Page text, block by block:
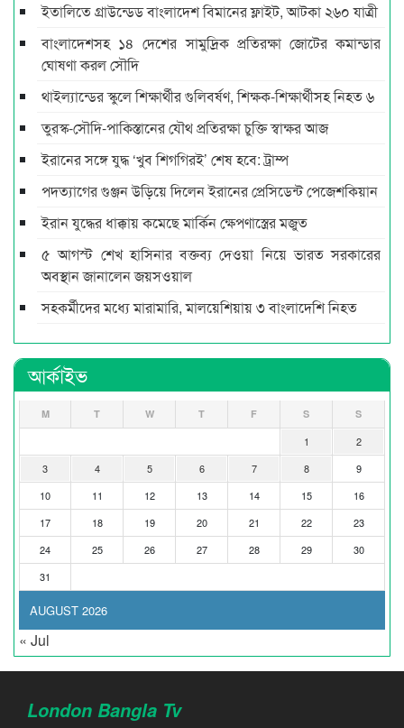
ইতালিতে গ্রাউন্ডেড বাংলাদেশ বিমানের ফ্লাইট, আটকা ২৬০ যাত্রী
বাংলাদেশসহ ১৪ দেশের সামুদ্রিক প্রতিরক্ষা জোটের কমান্ডার
ঘোষণা করল সৌদি
থাইল্যান্ডের স্কুলে শিক্ষার্থীর গুলিবর্ষণ, শিক্ষক-শিক্ষার্থীসহ নিহত ৬
তুরস্ক-সৌদি-পাকিস্তানের যৌথ প্রতিরক্ষা চুক্তি স্বাক্ষর আজ
ইরানের সঙ্গে যুদ্ধ ‘খুব শিগগিরই’ শেষ হবে: ট্রাম্প
পদত্যাগের গুঞ্জন উড়িয়ে দিলেন ইরানের প্রেসিডেন্ট পেজেশকিয়ান
ইরান যুদ্ধের ধাক্কায় কমেছে মার্কিন ক্ষেপণাস্ত্রের মজুত
৫ আগস্ট শেখ হাসিনার বক্তব্য দেওয়া নিয়ে ভারত সরকারের
অবস্থান জানালেন জয়সওয়াল
সহকর্মীদের মধ্যে মারামারি, মালয়েশিয়ায় ৩ বাংলাদেশি নিহত
আর্কাইভ
AUGUST 2026
M T W T F S S
1
2
3
4 5 6 7 8
9
10
11 12 13 14 15
16
17
18 19 20 21 22
23
24
25 26 27 28 29
30
31
« Jul
London Bangla Tv